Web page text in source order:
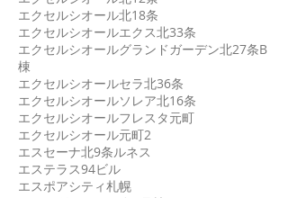
エクセルシオール北18条
エクセルシオールエクス北33条
エクセルシオールグランドガーデン北27条B
棟
エクセルシオールセラ北36条
エクセルシオールソレア北16条
エクセルシオールフレスタ元町
エクセルシオール元町2
エスセーナ北9条ルネス
エステラス94ビル
エスポアシティ札幌